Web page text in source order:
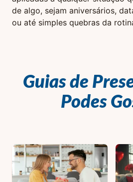
de algo, sejam aniversários,
ou até simples quebras da
Guias de
Podes